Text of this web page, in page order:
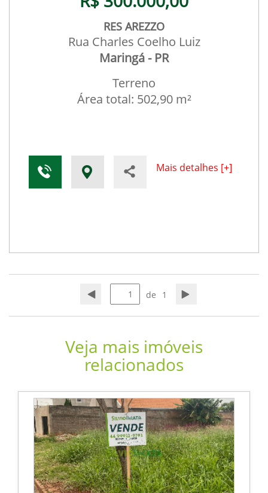
RES AREZZO
Rua Charles Coelho Luiz
Maringá - PR
Terreno
Área total: 502,90 m²
Mais detalhes [+]
de 1
Veja mais imóveis
relacionados